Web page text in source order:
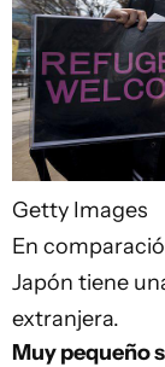
Getty Images
En
Japón tiene
extranjera.
Muy pequeño